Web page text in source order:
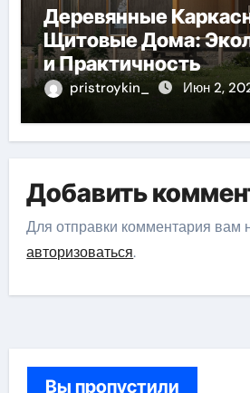
Деревянные
Щитовые Дома:
и Практичность
pristroykin_ Июн 2,
Добавить
Для отправки комментария вам
авторизоваться.
Вы пропустили